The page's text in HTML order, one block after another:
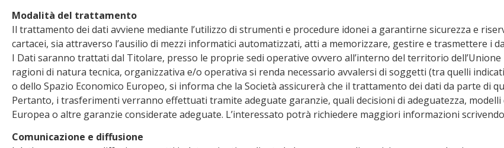
Modalità del trattamento
Il trattamento dei dati avviene mediante l’utilizzo di strumenti e procedure idonei a garantirne sicurezza e
cartacei, sia attraverso l’ausilio di mezzi informatici automatizzati, atti a memorizzare, gestire e trasmettere i
I Dati saranno trattati dal Titolare, presso le proprie sedi operative ovvero all’interno del territorio
ragioni di natura tecnica, organizzativa e/o operativa si renda necessario avvalersi di soggetti (tra quelli
o dello Spazio Economico Europeo, si informa che la Società assicurerà che il trattamento dei dati da parte di
Pertanto, i trasferimenti verranno effettuati tramite adeguate garanzie, quali decisioni di adeguatezza,
Europea o altre garanzie considerate adeguate. L’interessato potrà richiedere maggiori informazioni
Comunicazione e diffusione